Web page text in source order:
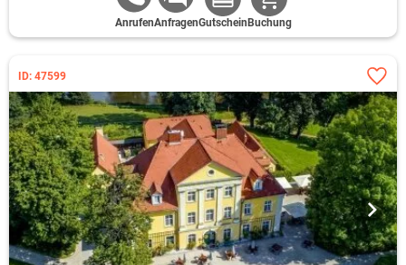
AnrufenAnfragenGutschein Buchung
ID: 47599